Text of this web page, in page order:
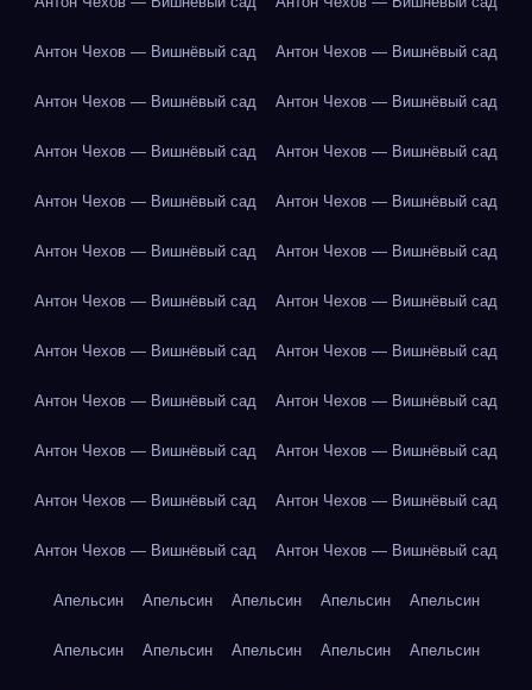
Антон Чехов — Вишнёвый сад Антон Чехов — Вишнёвый сад
Антон Чехов — Вишнёвый сад Антон Чехов — Вишнёвый сад
Антон Чехов — Вишнёвый сад Антон Чехов — Вишнёвый сад
Антон Чехов — Вишнёвый сад Антон Чехов — Вишнёвый сад
Антон Чехов — Вишнёвый сад Антон Чехов — Вишнёвый сад
Антон Чехов — Вишнёвый сад Антон Чехов — Вишнёвый сад
Антон Чехов — Вишнёвый сад Антон Чехов — Вишнёвый сад
Антон Чехов — Вишнёвый сад Антон Чехов — Вишнёвый сад
Антон Чехов — Вишнёвый сад Антон Чехов — Вишнёвый сад
Антон Чехов — Вишнёвый сад Антон Чехов — Вишнёвый сад
Антон Чехов — Вишнёвый сад Антон Чехов — Вишнёвый сад
Апельсин Апельсин Апельсин Апельсин Апельсин
Апельсин Апельсин Апельсин Апельсин Апельсин